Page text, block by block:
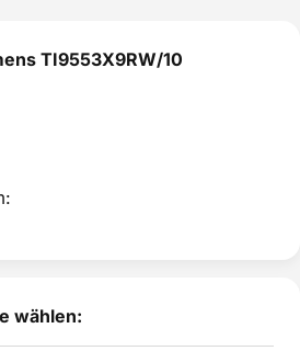
TI9553X9RW/10
wählen: